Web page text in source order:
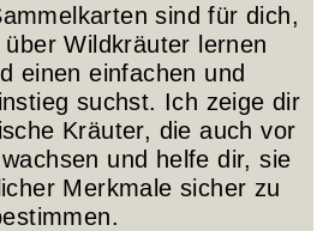
sind für dich,
Wildkräuter lernen
einen einfachen und
suchst. Ich zeige dir
Kräuter, die auch vor
und helfe dir, sie
Merkmale sicher zu